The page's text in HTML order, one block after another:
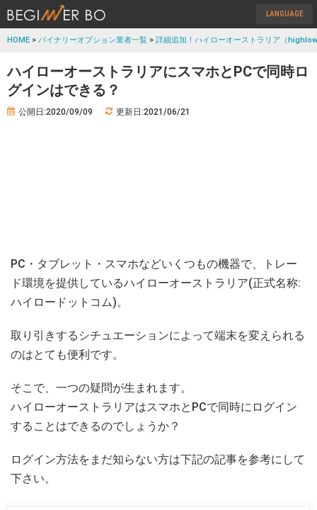
LANGUAGE
HOME > バイナリーオプション業者一覧 > 詳細追加！ハイローオーストラリア（
ハイローオーストラリアにスマホとPCで同時ロ
グインはできる？
公開日:2020/09/09 更新日:2021/06/21
PC・タブレット・スマホなどいくつもの機器で、トレー
ド環境を提供しているハイローオーストラリア(正式名称:
ハイロードットコム)。
取り引きするシチュエーションによって端末を変えられる
のはとても便利です。
そこで、一つの疑問が生まれます。
ハイローオーストラリアはスマホとPCで同時にログイン
することはできるのでしょうか？
ログイン方法をまだ知らない方は下記の記事を参考にして
下さい。